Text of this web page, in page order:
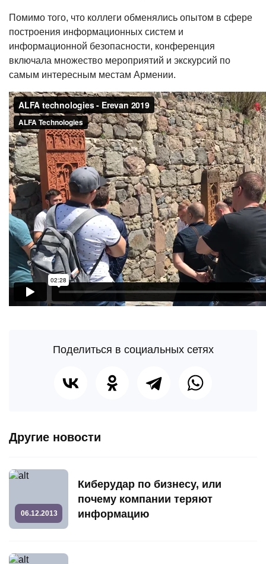
Помимо того, что коллеги обменялись опытом в сфере
построения информационных систем и
информационной безопасности, конференция
включала множество мероприятий и экскурсий по
самым интересным местам Армении.
Поделиться в социальных сетях
Другие новости
06.12.2013
Киберудар по бизнесу, или
почему компании теряют
информацию